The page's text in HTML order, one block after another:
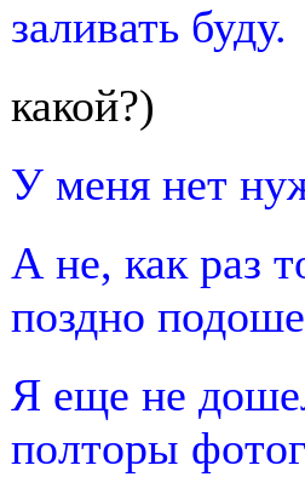
заливать буду.
какой?)
У меня нет
А не, как раз
поздно
Я еще не
полторы